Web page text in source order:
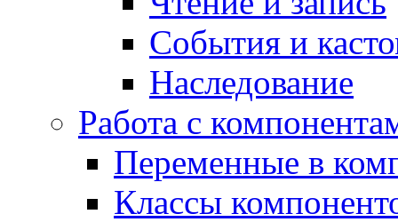
События и
Наследование
Работа с
Переменные в
Классы